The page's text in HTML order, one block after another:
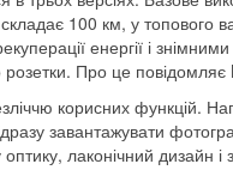
100 км, у топового
енергії і
розетки. Про це
корисних функцій.
завантажувати
оптику, лаконічний